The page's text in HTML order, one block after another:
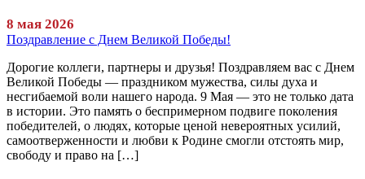
8 мая 2026
Поздравление с Днем Великой Победы!
Дорогие коллеги, партнеры и друзья! Поздравляем вас с Днем
Великой Победы — праздником мужества, силы духа и
несгибаемой воли нашего народа. 9 Мая — это не только дата
в истории. Это память о беспримерном подвиге поколения
победителей, о людях, которые ценой невероятных усилий,
самоотверженности и любви к Родине смогли отстоять мир,
свободу и право на […]